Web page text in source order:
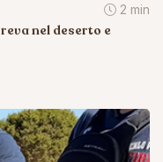
2 min
nel deserto e